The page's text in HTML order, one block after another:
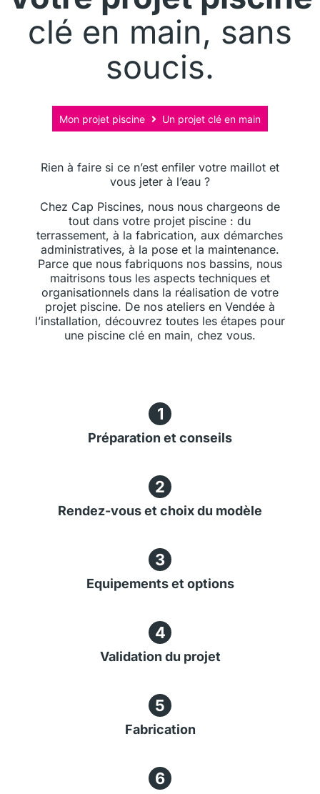
clé en main, sans
soucis.
Mon projet piscine Un projet clé en main
Rien à faire si ce n’est enfiler votre maillot et
vous jeter à l’eau ?
Chez Cap Piscines, nous nous chargeons de
tout dans votre projet piscine : du
terrassement, à la fabrication, aux démarches
administratives, à la pose et la maintenance.
Parce que nous fabriquons nos bassins, nous
maitrisons tous les aspects techniques et
organisationnels dans la réalisation de votre
projet piscine. De nos ateliers en Vendée à
l’installation, découvrez toutes les étapes pour
une piscine clé en main, chez vous.
1
Préparation et conseils
2
Rendez-vous et choix du modèle
3
Equipements et options
4
Validation du projet
5
Fabrication
6